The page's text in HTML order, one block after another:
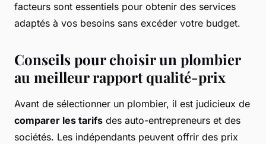
facteurs sont essentiels pour obtenir des services
adaptés à vos besoins sans excéder votre budget.
Conseils pour choisir un plombier
au meilleur rapport qualité-prix
Avant de sélectionner un plombier, il est judicieux de
comparer les tarifs des auto-entrepreneurs et des
sociétés. Les indépendants peuvent offrir des prix